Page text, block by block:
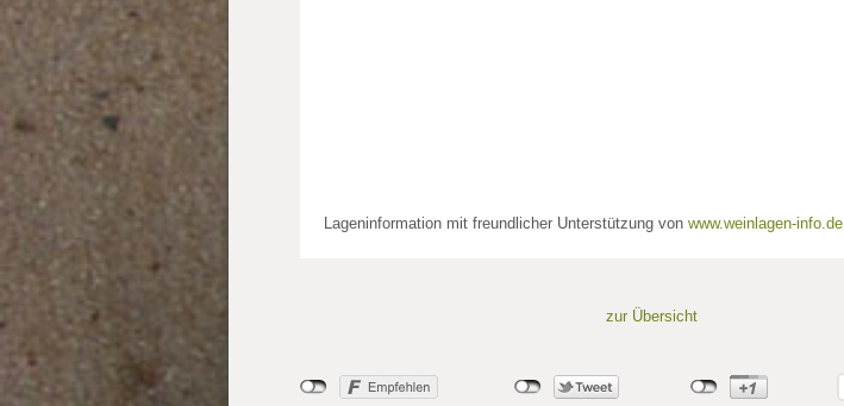
Lageninformation mit freundlicher Unterstützung von www.weinlagen-info.de
zur Übersicht